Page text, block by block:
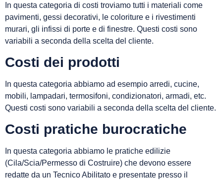
In questa categoria di costi troviamo tutti i materiali come
pavimenti, gessi decorativi, le coloriture e i rivestimenti
murari, gli infissi di porte e di finestre. Questi costi sono
variabili a seconda della scelta del cliente.
Costi dei prodotti
In questa categoria abbiamo ad esempio arredi, cucine,
mobili, lampadari, termosifoni, condizionatori, armadi, etc.
Questi costi sono variabili a seconda della scelta del cliente.
Costi pratiche burocratiche
In questa categoria abbiamo le pratiche edilizie
(Cila/Scia/Permesso di Costruire) che devono essere
redatte da un Tecnico Abilitato e presentate presso il